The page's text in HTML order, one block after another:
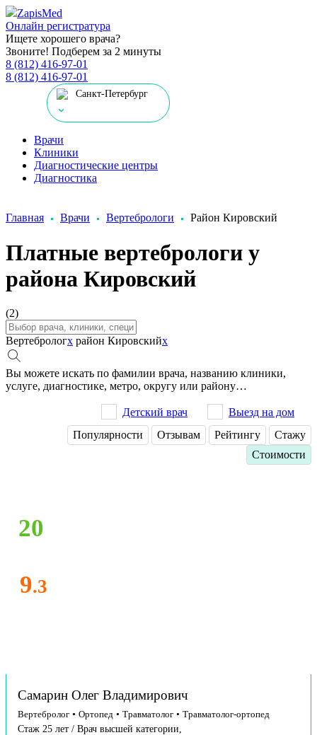
ZapisMed
Онлайн регистратура
Ищете хорошего врача?
Звоните! Подберем за 2 минуты
8 (812) 416-97-01
8 (812) 416-97-01
Санкт-Петербург
Врачи
Клиники
Диагностические центры
Диагностика
Главная Врачи Вертебрологи Район Кировский
Платные вертебрологи у
района Кировский
(2)
Вертебрологx район Кировскийx
Вы можете искать по фамилии врача, названию клиники,
услуге, диагностике, метро, округу или району…
Детский врач
Выезд на дом
Популярности
Отзывам Рейтингу
Стажу
Стоимости
20
9.3
Самарин Олег Владимирович
Вертебролог • Ортопед • Травматолог • Травматолог-ортопед
Стаж 25 лет / Врач высшей категории,